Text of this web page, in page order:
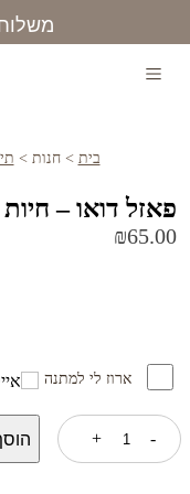
content
משלוח
בית >חנות >
פאזל דואו –
₪65.00
ארוז לי למתנה
כמות
של
פאזל
-
+